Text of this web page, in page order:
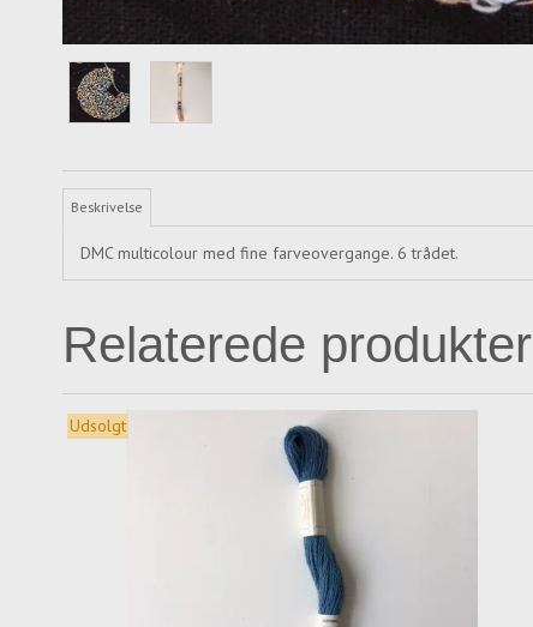
Beskrivelse
DMC multicolour med fine farveovergange. 6 trådet.
Relaterede produkter
Udsolgt